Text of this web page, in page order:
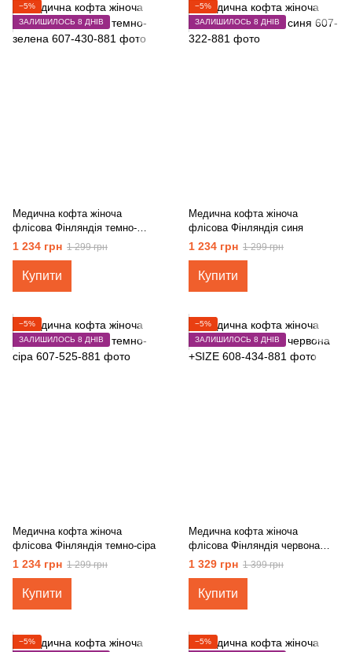
−5%
ЗАЛИШИЛОСЬ 8 ДНІВ
Медична кофта жіноча
флісова Фінляндія темно-
зелена
1 234 грн 1 299 грн
Купити
−5%
ЗАЛИШИЛОСЬ 8 ДНІВ
Медична кофта жіноча
флісова Фінляндія синя
1 234 грн 1 299 грн
Купити
−5%
ЗАЛИШИЛОСЬ 8 ДНІВ
Медична кофта жіноча
флісова Фінляндія темно-сіра
1 234 грн 1 299 грн
Купити
−5%
ЗАЛИШИЛОСЬ 8 ДНІВ
Медична кофта жіноча
флісова Фінляндія червона
+SIZE
1 329 грн 1 399 грн
Купити
−5% −5%